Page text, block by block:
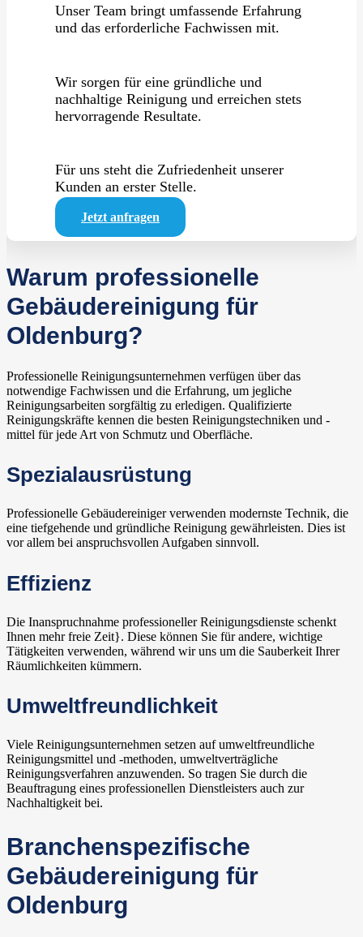
Unser Team bringt umfassende Erfahrung
und das erforderliche Fachwissen mit.
Wir sorgen für eine gründliche und
nachhaltige Reinigung und erreichen stets
hervorragende Resultate.
Für uns steht die Zufriedenheit unserer
Kunden an erster Stelle.
Jetzt anfragen
Warum professionelle
Gebäudereinigung für
Oldenburg?
Professionelle Reinigungsunternehmen verfügen über das
notwendige Fachwissen und die Erfahrung, um jegliche
Reinigungsarbeiten sorgfältig zu erledigen. Qualifizierte
Reinigungskräfte kennen die besten Reinigungstechniken und -
mittel für jede Art von Schmutz und Oberfläche.
Spezialausrüstung
Professionelle Gebäudereiniger verwenden modernste Technik, die
eine tiefgehende und gründliche Reinigung gewährleisten. Dies ist
vor allem bei anspruchsvollen Aufgaben sinnvoll.
Effizienz
Die Inanspruchnahme professioneller Reinigungsdienste schenkt
Ihnen mehr freie Zeit}. Diese können Sie für andere, wichtige
Tätigkeiten verwenden, während wir uns um die Sauberkeit Ihrer
Räumlichkeiten kümmern.
Umweltfreundlichkeit
Viele Reinigungsunternehmen setzen auf umweltfreundliche
Reinigungsmittel und -methoden, umweltverträgliche
Reinigungsverfahren anzuwenden. So tragen Sie durch die
Beauftragung eines professionellen Dienstleisters auch zur
Nachhaltigkeit bei.
Branchenspezifische
Gebäudereinigung für
Oldenburg